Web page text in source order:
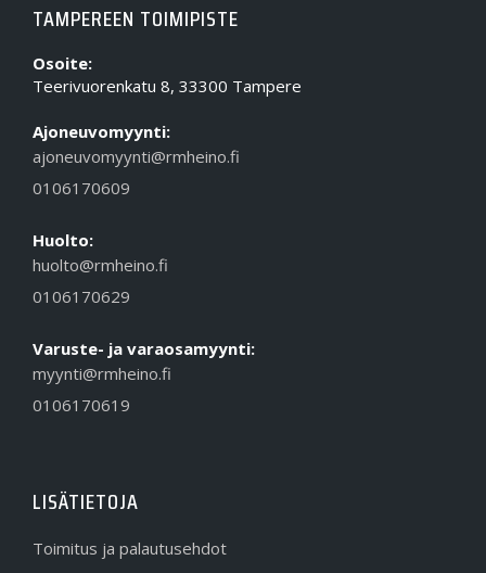
TAMPEREEN TOIMIPISTE
Osoite:
Teerivuorenkatu 8, 33300 Tampere
Ajoneuvomyynti:
ajoneuvomyynti@rmheino.fi
0106170609
Huolto:
huolto@rmheino.fi
0106170629
Varuste- ja varaosamyynti:
myynti@rmheino.fi
0106170619
LISÄTIETOJA
Toimitus ja palautusehdot